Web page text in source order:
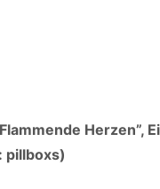
Herzen”,
pillboxs)